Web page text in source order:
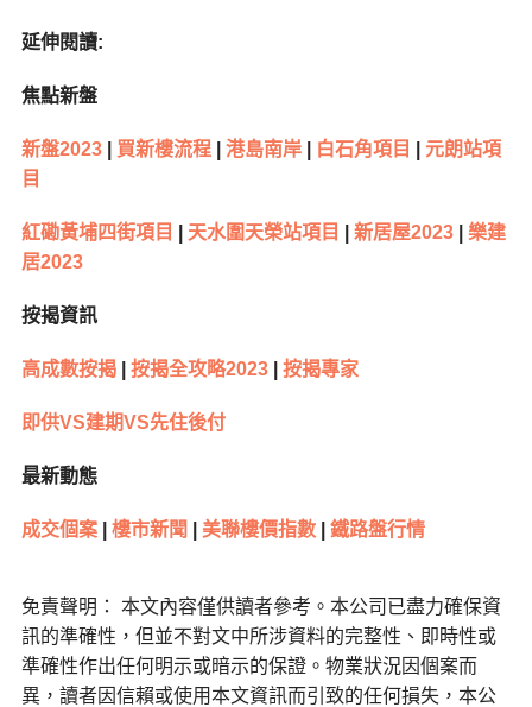
延伸閱讀:
焦點新盤
新盤2023| 買新樓流程| 港島南岸| 白石角項目
元朗站項
目
紅磡黃埔四街項目 天水圍天榮站項目 新居屋2023|
樂建
居2023
按揭資訊
高成數按揭| 按揭全攻略2023| 按揭專家
即供VS建期VS先住後付
最新動態
成交個案| 樓市新聞 美聯樓價指數| 鐵路盤行情
免責聲明： 本文內容僅供讀者參考。本公司已盡力確保資
訊的準確性，但並不對文中所涉資料的完整性、即時性或
準確性作出任何明示或暗示的保證。物業狀況因個案而
異，讀者因信賴或使用本文資訊而引致的任何損失，本公